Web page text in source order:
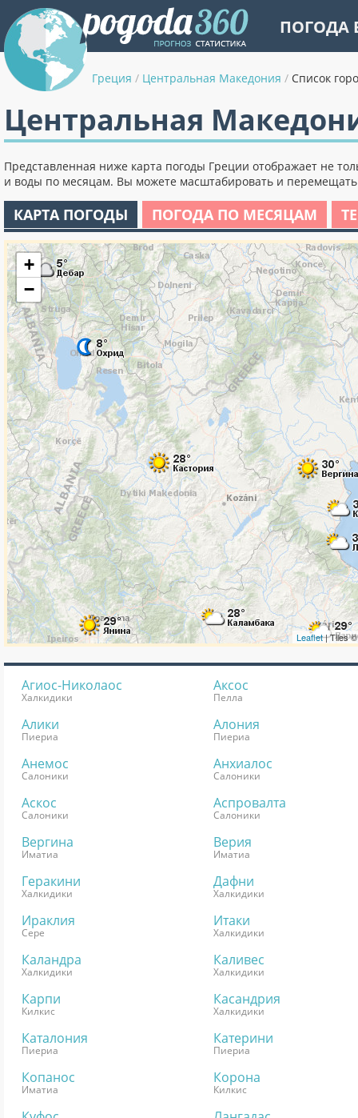
ПОГОДА
Греция / Центральная Македония / Список
Центральная
Представленная ниже карта погоды Греции отображает не
и воды по месяцам. Вы можете масштабировать и
КАРТА ПОГОДЫ ПОГОДА ПО МЕСЯЦАМ
Агиос-Николаос
Халкидики
Аксос
Пелла
Алики
Пиериа
Алония
Пиериа
Анемос
Салоники
Анхиалос
Салоники
Аскос
Салоники
Аспровалта
Салоники
Вергина
Иматиа
Верия
Иматиа
Геракини
Халкидики
Дафни
Халкидики
Ираклия
Сере
Итаки
Халкидики
Каландра
Халкидики
Каливес
Халкидики
Карпи
Килкис
Касандрия
Халкидики
Каталония
Пиериа
Катерини
Пиериа
Копанос
Иматиа
Корона
Килкис